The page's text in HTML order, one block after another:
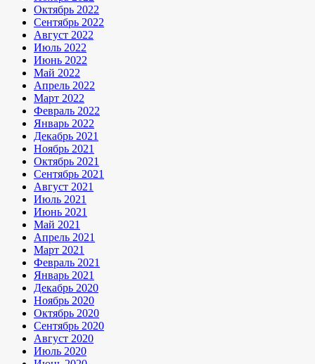
Октябрь 2022
Сентябрь 2022
Август 2022
Июль 2022
Июнь 2022
Май 2022
Апрель 2022
Март 2022
Февраль 2022
Январь 2022
Декабрь 2021
Ноябрь 2021
Октябрь 2021
Сентябрь 2021
Август 2021
Июль 2021
Июнь 2021
Май 2021
Апрель 2021
Март 2021
Февраль 2021
Январь 2021
Декабрь 2020
Ноябрь 2020
Октябрь 2020
Сентябрь 2020
Август 2020
Июль 2020